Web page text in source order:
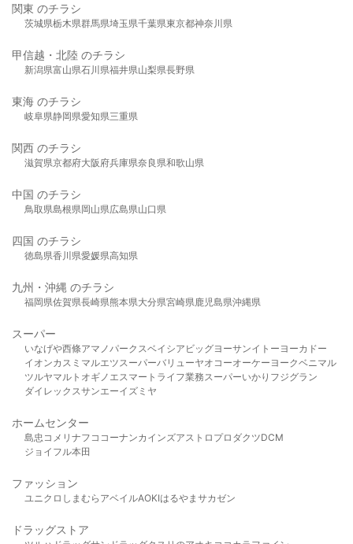
関東 のチラシ
茨城県栃木県群馬県埼玉県千葉県東京都神奈川県
甲信越・北陸 のチラシ
新潟県富山県石川県福井県山梨県長野県
東海 のチラシ
岐阜県静岡県愛知県三重県
関西 のチラシ
滋賀県京都府大阪府兵庫県奈良県和歌山県
中国 のチラシ
鳥取県島根県岡山県広島県山口県
四国 のチラシ
徳島県香川県愛媛県高知県
九州・沖縄 のチラシ
福岡県佐賀県長崎県熊本県大分県宮崎県鹿児島県沖縄県
スーパー
いなげや西條アマノパークスベイシア ビッグヨーサンイトーヨーカドー
イオンカスミ マルエツスーパーバリューヤオコーオーケー ヨークベニマル
ツルヤマルト オギノ エスマート ライフ業務スーパーいかり フジグラン
ダイレックスサンエーイズミヤ
ホームセンター
島忠 コメリ ナフコ コーナンカインズアストロプロダクツDCM
ジョイフル本田
ファッション
ユニクロ しまむら アベイルAOKIはるやま サカゼン
ドラッグストア